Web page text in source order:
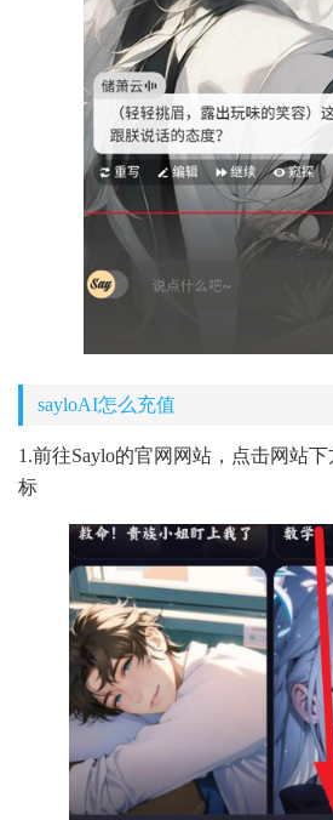
sayloAI怎么充值
1.前往Saylo的官网网站，点击网站
标